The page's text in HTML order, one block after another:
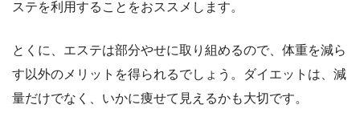
ステを利用することをおススメします。
とくに、エステは部分やせに取り組めるので、体重を減ら
す以外のメリットを得られるでしょう。ダイエットは、減
量だけでなく、いかに痩せて見えるかも大切です。